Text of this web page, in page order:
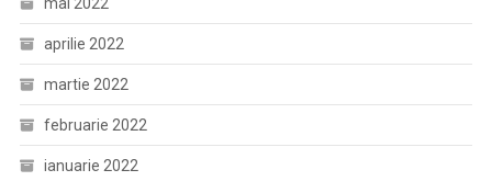
aprilie 2022
martie 2022
februarie 2022
ianuarie 2022